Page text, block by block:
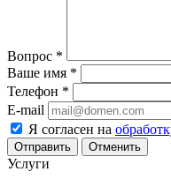
Вопрос *
Ваше имя *
Телефон *
E-mail
Я согласен на
Отменить
Услуги